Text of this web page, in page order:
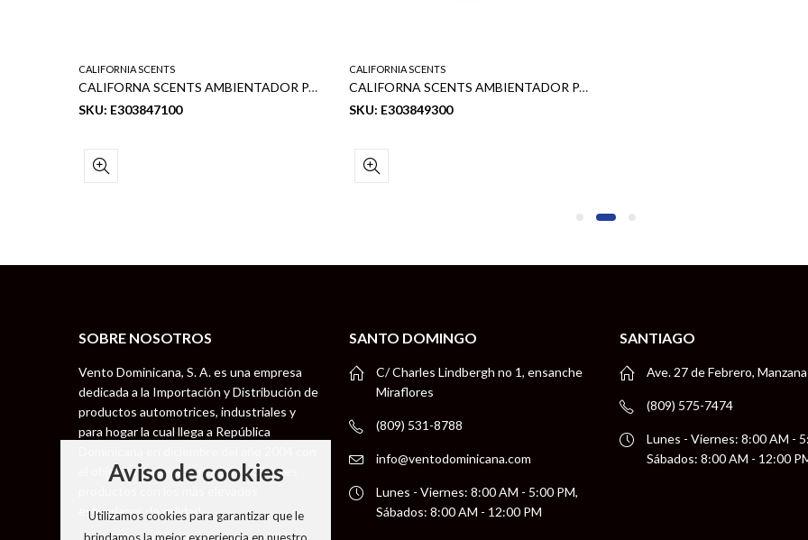
CALIFORNIA SCENTS
CALIFORNA SCENTS AMBIENTADOR PARA AUTO OLOR A CORONADO CHERRY (4pcs)
SKU: E303847100
CALIFORNIA SCENTS
CALIFORNA SCENTS AMBIENTADOR PARA AUTO NEWPORT NEW CAR (4PCS)
SKU: E303849300
SOBRE NOSOTROS
Vento Dominicana, S. A. es una empresa
dedicada a la Importación y Distribución de
productos automotrices, industriales y
para hogar la cual llega a República
el objetivo de llevar a nuestros clientes
estándares de calidad.
SANTO DOMINGO
C/ Charles Lindbergh no 1, ensanche
Miraflores
(809) 531-8788
info@ventodominicana.com
Lunes - Viernes: 8:00 AM - 5:00 PM,
Sábados: 8:00 AM - 12:00 PM
SANTIAGO
Ave. 27 de Febrero,
(809) 575-7474
Lunes - Viernes: 8:00 AM -
Sábados: 8:00 AM - 12:00
Aviso de cookies
Utilizamos cookies para garantizar que le